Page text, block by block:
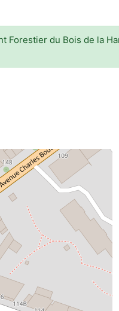
Forestier du Bois de la